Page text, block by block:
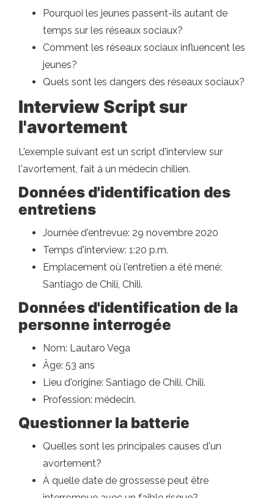
Pourquoi les jeunes passent-ils autant de
temps sur les réseaux sociaux?
Comment les réseaux sociaux influencent les
jeunes?
Quels sont les dangers des réseaux sociaux?
Interview Script sur
l'avortement
L'exemple suivant est un script d'interview sur
l'avortement, fait à un médecin chilien.
Données d'identification des
entretiens
Journée d'entrevue: 29 novembre 2020
Temps d'interview: 1:20 p.m.
Emplacement où l'entretien a été mené:
Santiago de Chili, Chili.
Données d'identification de la
personne interrogée
Nom: Lautaro Vega
Âge: 53 ans
Lieu d'origine: Santiago de Chili, Chili.
Profession: médecin.
Questionner la batterie
Quelles sont les principales causes d'un
avortement?
À quelle date de grossesse peut être